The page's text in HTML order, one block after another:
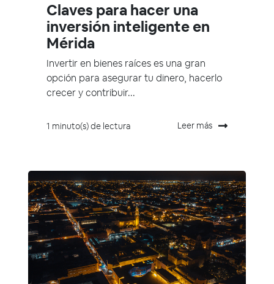
Claves para hacer una
inversión inteligente en
Mérida
Invertir en bienes raíces es una gran
opción para asegurar tu dinero, hacerlo
crecer y contribuir...
1 minuto(s) de lectura Leer más